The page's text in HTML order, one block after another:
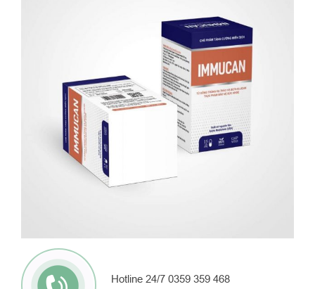
Hotline 24/7 0359 359 468